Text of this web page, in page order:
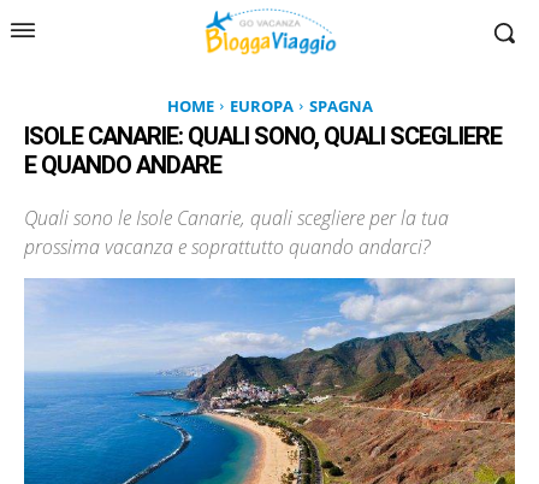
HOME EUROPA SPAGNA
ISOLE CANARIE: QUALI SONO, QUALI SCEGLIERE
E QUANDO ANDARE
Quali sono le Isole Canarie, quali scegliere per la tua
prossima vacanza e soprattutto quando andarci?